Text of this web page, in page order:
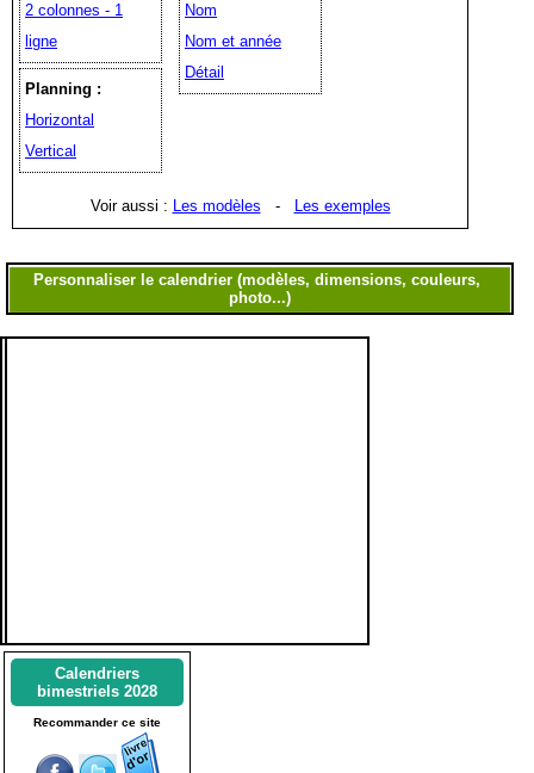
2 colonnes - 1
ligne
Planning :
Horizontal
Vertical
Nom
Nom et année
Détail
Voir aussi : Les modèles - Les exemples
Calendriers
bimestriels 2028
Recommander ce site